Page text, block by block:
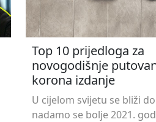
Top 10 prijedloga za
novogodišnje
korona izdanje
U cijelom svijetu se bliži
nadamo se bolje 2021.